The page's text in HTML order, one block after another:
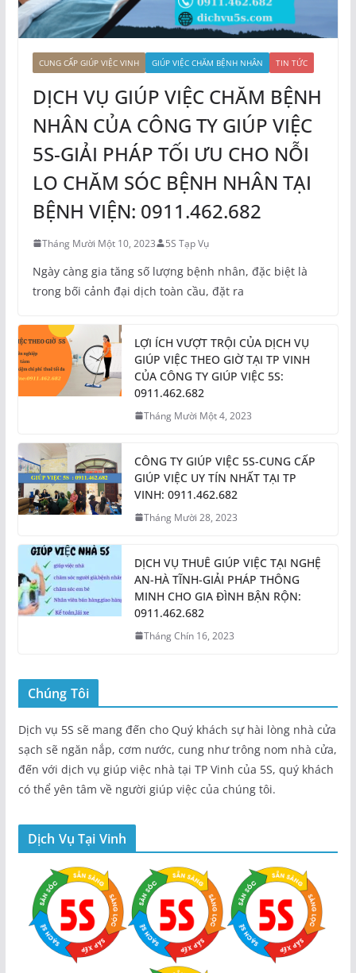
CUNG CẤP GIÚP VIỆC VINH GIÚP VIỆC CHĂM BỆNH NHÂN TIN TỨC
DỊCH VỤ GIÚP VIỆC CHĂM BỆNH
NHÂN CỦA CÔNG TY GIÚP VIỆC
5S-GIẢI PHÁP TỐI ƯU CHO NỖI
LO CHĂM SÓC BỆNH NHÂN TẠI
BỆNH VIỆN: 0911.462.682
Tháng Mười Một 10, 2023 5S Tạp Vụ
Ngày càng gia tăng số lượng bệnh nhân, đặc biệt là
trong bối cảnh đại dịch toàn cầu, đặt ra
LỢI ÍCH VƯỢT TRỘI CỦA DỊCH VỤ
GIÚP VIỆC THEO GIỜ TẠI TP VINH
CỦA CÔNG TY GIÚP VIỆC 5S:
0911.462.682
Tháng Mười Một 4, 2023
CÔNG TY GIÚP VIỆC 5S-CUNG CẤP
GIÚP VIỆC UY TÍN NHẤT TẠI TP
VINH: 0911.462.682
Tháng Mười 28, 2023
DỊCH VỤ THUÊ GIÚP VIỆC TẠI NGHỆ
AN-HÀ TĨNH-GIẢI PHÁP THÔNG
MINH CHO GIA ĐÌNH BẬN RỘN:
0911.462.682
Tháng Chín 16, 2023
Chúng Tôi
Dịch vụ 5S sẽ mang đến cho Quý khách sự hài lòng nhà cửa
sạch sẽ ngăn nắp, cơm nước, cung như trông nom nhà cửa,
đến với dịch vụ giúp việc nhà tại TP Vinh của 5S, quý khách
có thể yên tâm về người giúp việc của chúng tôi.
Dịch Vụ Tại Vinh